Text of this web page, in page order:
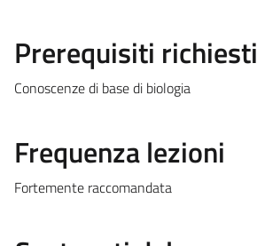
Prerequisiti richiesti
Conoscenze di base di biologia
Frequenza lezioni
Fortemente raccomandata